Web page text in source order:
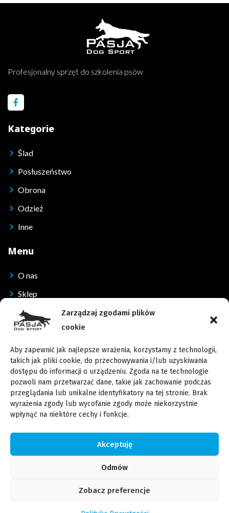
Zarządzaj zgodami plików
cookie
Aby zapewnić jak najlepsze wrażenia, korzystamy z technologii,
takich jak pliki cookie, do przechowywania i/lub uzyskiwania
dostępu do informacji o urządzeniu. Zgoda na te technologie
pozwoli nam przetwarzać dane, takie jak zachowanie podczas
przeglądania lub unikalne identyfikatory na tej stronie. Brak
wyrażenia zgody lub wycofanie zgody może niekorzystnie
wpłynąć na niektóre cechy i funkcje.
Akceptuję
Odmów
Zobacz preferencje
Profesjonalny sprzęt do szkolenia psów
Kategorie
Ślad
Posłuszeństwo
Obrona
Odzież
Inne
Menu
O nas
Sklep
Kontakt
Wypoczynkowa 36, 62-060 Rybojedzko
kontakt@pasjadogsport.pl
509 416 652
509 416 852
Copyright © 2022 PasjaDogSport. Wszystkie prawa zastrzeżone